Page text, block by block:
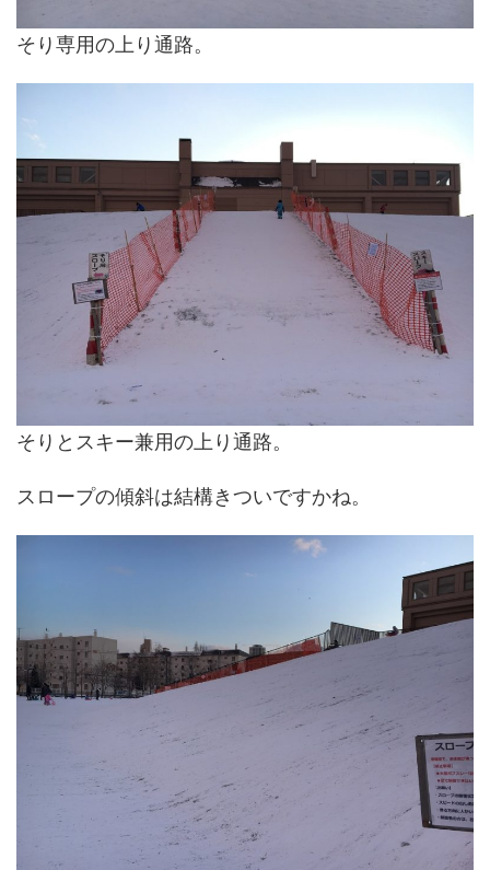
そり専用の上り通路。
そりとスキー兼用の上り通路。
スロープの傾斜は結構きついですかね。